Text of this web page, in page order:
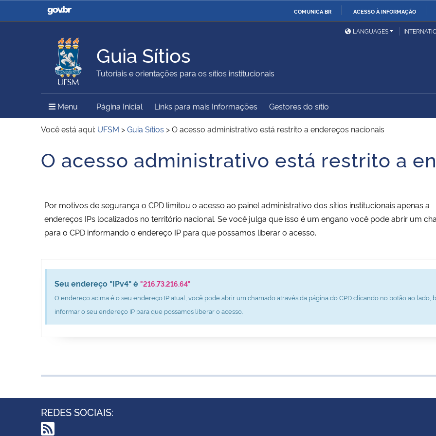
COMUNICA BR ACESSO À INFORMAÇÃO
Casa Civil
Ministério da Justiça e
Ministério da Defesa
Ministério das Relações
Exteriores
Ministério da Agricultura,
Pecuária e Abastecimento
Ministério da Educação
Ministério do Meio Ambiente Ministério do Turismo
Ministério do
Desenvolvimento Regional
Secretaria de Governo
Gabinete de Segurança
Advocacia-Geral da União Banco Central do Brasil
LANGUAGES
Guia Sítios
Tutoriais e orientações para os sítios institucionais
Menu Menu Principal do Sítio
Página Inicial Links para mais Informações Gestores do sítio
Você está aqui: UFSM >Guia Sítios >O acesso administrativo está restrito a endereços nacionais
Início do conteúdo
O acesso administrativo está restrito a
Por motivos de segurança o CPD limitou o acesso ao painel administrativo dos sítios institucionais apenas a
endereços IPs localizados no território nacional. Se você julga que isso é um engano você pode abrir um
para o CPD informando o endereço IP para que possamos liberar o acesso.
Seu endereço "IPv4" é "216.73.216.64"
O endereço acima é o seu endereço IP atual, você pode abrir um chamado através da página do CPD clicando no botão ao lado,
informar o seu endereço IP para que possamos liberar o acesso.
REDES SOCIAIS: